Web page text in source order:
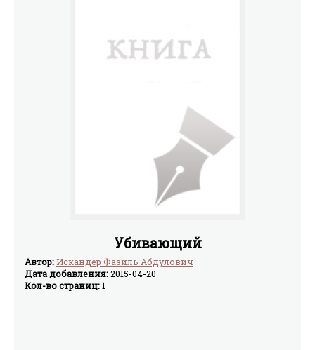
Убивающий
Автор:Искандер Фазиль Абдулович
Дата добавления:2015-04-20
Кол-во страниц:1